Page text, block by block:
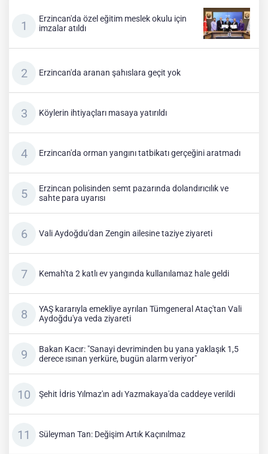
Erzincan'da özel eğitim meslek okulu için
imzalar atıldı
Erzincan'da aranan şahıslara geçit yok
Köylerin ihtiyaçları masaya yatırıldı
Erzincan'da orman yangını tatbikatı gerçeğini aratmadı
Erzincan polisinden semt pazarında dolandırıcılık ve
sahte para uyarısı
Vali Aydoğdu'dan Zengin ailesine taziye ziyareti
Kemah'ta 2 katlı ev yangında kullanılamaz hale geldi
YAŞ kararıyla emekliye ayrılan Tümgeneral Ataç'tan Vali
Aydoğdu'ya veda ziyareti
Bakan Kacır: "Sanayi devriminden bu yana yaklaşık 1,5
derece ısınan yerküre, bugün alarm veriyor"
Şehit İdris Yılmaz'ın adı Yazmakaya'da caddeye verildi
Süleyman Tan: Değişim Artık Kaçınılmaz